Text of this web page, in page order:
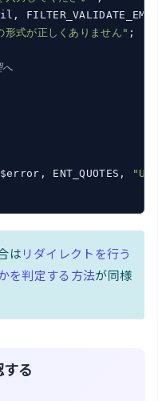
形式が正しくありません" ;
ENT_QUOTES,
はリダイレクトを行う
を判定する方法が同様
る